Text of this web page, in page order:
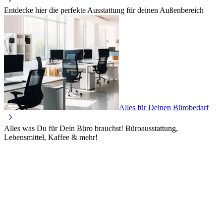
Entdecke hier die perfekte Ausstattung für deinen Außenbereich
Alles für Deinen Bürobedarf
Alles was Du für Dein Büro brauchst! Büroausstattung,
Lebensmittel, Kaffee & mehr!